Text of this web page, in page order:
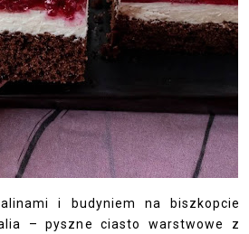
i budyniem na biszkopcie
– pyszne ciasto warstwowe z